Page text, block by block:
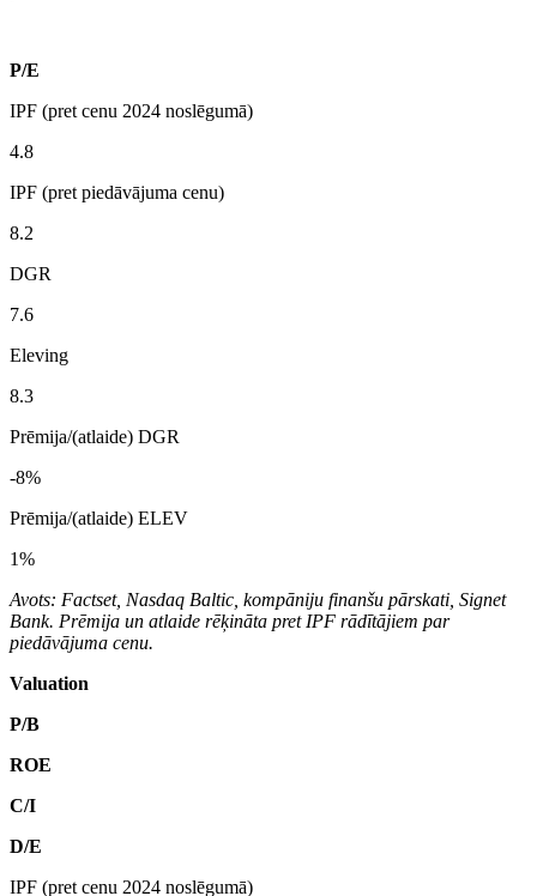
P/E
IPF (pret cenu 2024 noslēgumā)
4.8
IPF (pret piedāvājuma cenu)
8.2
DGR
7.6
Eleving
8.3
Prēmija/(atlaide) DGR
-8%
Prēmija/(atlaide) ELEV
1%
Avots: Factset, Nasdaq Baltic, kompāniju finanšu pārskati, Signet
Bank. Prēmija un atlaide rēķināta pret IPF rādītājiem par
piedāvājuma cenu.
Valuation
P/B
ROE
C/I
D/E
IPF (pret cenu 2024 noslēgumā)